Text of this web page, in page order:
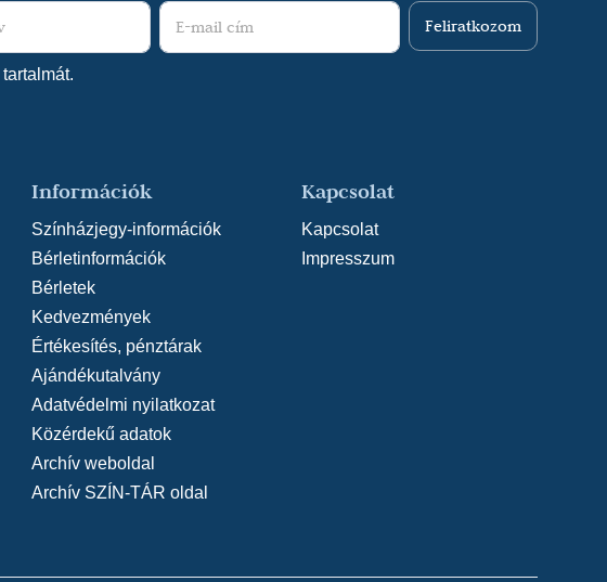
tartalmát.
Feliratkozom
Információk
Színházjegy-információk
Bérletinformációk
Bérletek
Kedvezmények
Értékesítés, pénztárak
Ajándékutalvány
Adatvédelmi nyilatkozat
Közérdekű adatok
Archív weboldal
Archív SZÍN-TÁR oldal
Kapcsolat
Kapcsolat
Impresszum